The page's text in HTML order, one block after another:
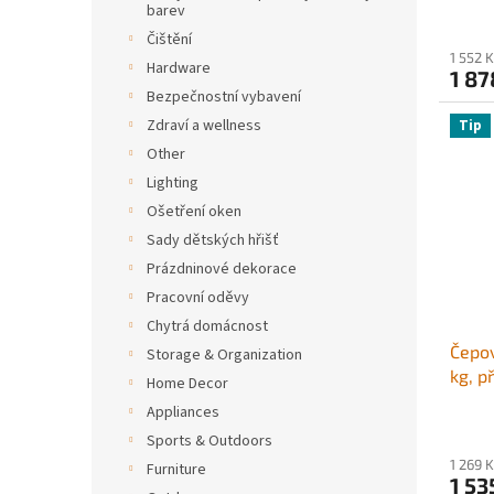
barev
Čištění
Hardware
Bezpečnostní vybavení
Zdraví a wellness
Other
Lighting
Ošetření oken
Sady dětských hřišť
Prázdninové dekorace
Pracovní oděvy
Chytrá domácnost
Storage & Organization
Home Decor
Appliances
Sports & Outdoors
Furniture
1 552
1
Tip
kg,
1 269
1